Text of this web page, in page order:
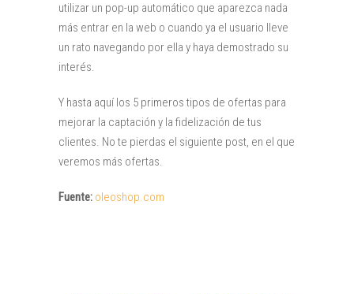
utilizar un pop-up automático que aparezca nada
más entrar en la web o cuando ya el usuario lleve
un rato navegando por ella y haya demostrado su
interés.
Y hasta aquí los 5 primeros tipos de ofertas para
mejorar la captación y la fidelización de tus
clientes. No te pierdas el siguiente post, en el que
veremos más ofertas.
Fuente: oleoshop.com